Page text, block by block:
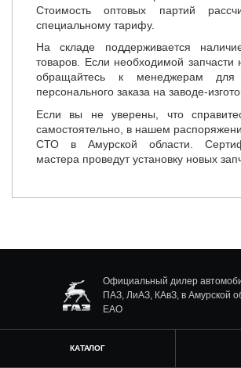
Стоимость оптовых партий
специальному тарифу.
На складе поддерживается
товаров. Если необходимой запчасти
обращайтесь к менеджерам для
персонального заказа на заводе-
Если вы не уверены, что
самостоятельно, в нашем
СТО в Амурской области.
мастера проведут установку новых
Официальный дилер
ПАЗ, ЛиАЗ, КАвЗ, в Амурской
ЕАО
КАТАЛОГ